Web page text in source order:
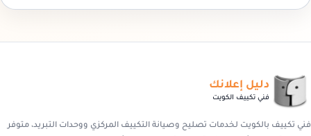
دليل إعلانك
فني تكييف الكويت
فني تكييف بالكويت لخدمات تصليح وصيانة التكييف المركزي ووحدات التبريد، متوفر